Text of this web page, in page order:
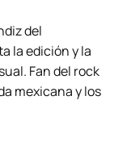
del
la edición y la
Fan del rock
mexicana y los